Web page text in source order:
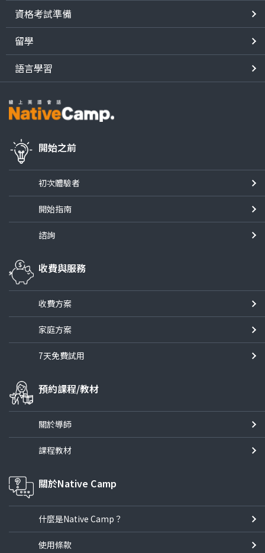
資格考試準備
留學
語言學習
開始之前
初次體驗者
開始指南
諮詢
收費與服務
收費方案
家庭方案
7天免費試用
預約課程/教材
關於導師
課程教材
關於Native Camp
什麼是Native Camp？
使用條款